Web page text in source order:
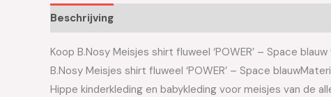
Beschrijving
Koop B.Nosy Meisjes shirt fluweel ‘POWER’ – Space
B.Nosy Meisjes shirt fluweel ‘POWER’ – Space
Hippe kinderkleding en babykleding voor meisjes van de